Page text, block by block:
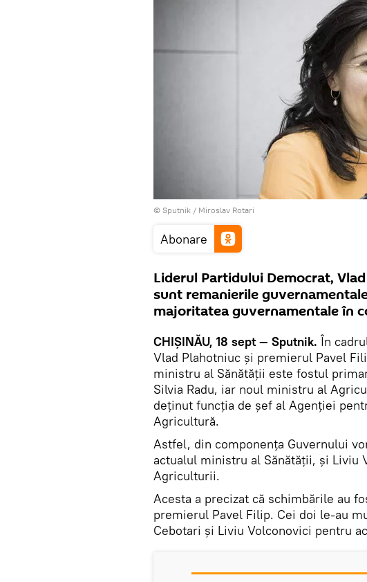
© Sputnik / Miroslav Rotari
Abonare
Liderul Partidului Democrat,
sunt remanierile
majoritatea guvernamentale în
CHIŞINĂU, 18 sept — Sputnik. În
Vlad Plahotniuc și premierul Pavel
ministru al Sănătății este fostul
Silvia Radu, iar noul ministru al
deținut funcția de șef al Agenției
Agricultură.
Astfel, din componența Guvernului
actualul ministru al Sănătății, și Liviu
Agriculturii.
Acesta a precizat că schimbările au
premierul Pavel Filip. Cei doi le-au
Cebotari și Liviu Volconovici pentru